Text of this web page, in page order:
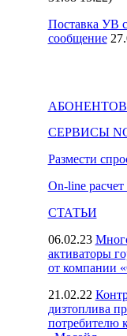
Поставка УВ
сообщение
СЕРВИСЫ
Размести
On-line
СТАТЬИ
06.02.23
активаторы
от компании
21.02.22
дизтоплива
потребителю